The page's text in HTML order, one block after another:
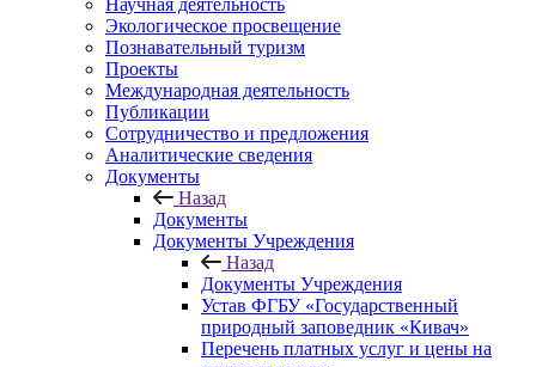
Научная деятельность
Экологическое просвещение
Познавательный туризм
Проекты
Международная деятельность
Публикации
Сотрудничество и предложения
Аналитические сведения
Документы
Назад
Документы
Документы Учреждения
Назад
Документы Учреждения
Устав ФГБУ «Государственный
природный заповедник «Кивач»
Перечень платных услуг и цены на